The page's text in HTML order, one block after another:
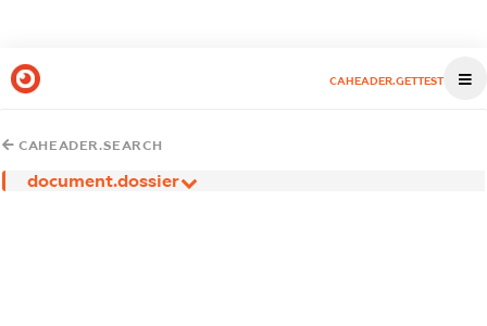
CAHEADER.GETTEST
CAHEADER.SEARCH
document.dossier